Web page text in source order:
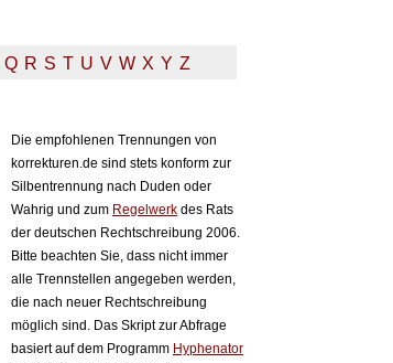
Q R S T U V W X Y Z
Die empfohlenen Trennungen von
korrekturen.de sind stets konform zur
Silbentrennung nach Duden oder
Wahrig und zum Regelwerk des Rats
der deutschen Rechtschreibung 2006.
Bitte beachten Sie, dass nicht immer
alle Trennstellen angegeben werden,
die nach neuer Rechtschreibung
möglich sind. Das Skript zur Abfrage
basiert auf dem Programm Hyphenator